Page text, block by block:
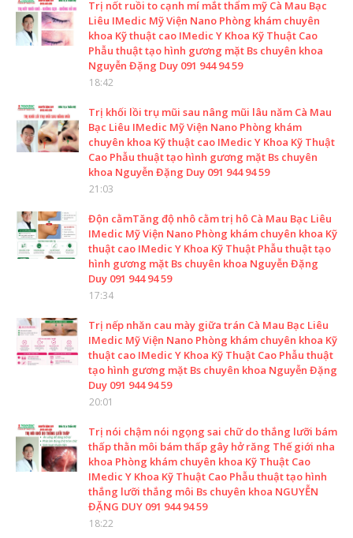
Trị nốt ruồi to cạnh mí mắt thẩm mỹ Cà Mau Bạc
Liêu IMedic Mỹ Viện Nano Phòng khám chuyên
khoa Kỹ thuật cao IMedic Y Khoa Kỹ Thuật Cao
Phẫu thuật tạo hình gương mặt Bs chuyên khoa
Nguyễn Đặng Duy 091 944 94 59
18:42
Trị khối lồi trụ mũi sau nâng mũi lâu năm Cà Mau
Bạc Liêu IMedic Mỹ Viện Nano Phòng khám
chuyên khoa Kỹ thuật cao IMedic Y Khoa Kỹ Thuật
Cao Phẫu thuật tạo hình gương mặt Bs chuyên
khoa Nguyễn Đặng Duy 091 944 94 59
21:03
Độn cằmTăng độ nhô cằm trị hô Cà Mau Bạc Liêu
IMedic Mỹ Viện Nano Phòng khám chuyên khoa Kỹ
thuật cao IMedic Y Khoa Kỹ Thuật Phẫu thuật tạo
hình gương mặt Bs chuyên khoa Nguyễn Đặng
Duy 091 944 94 59
17:34
Trị nếp nhăn cau mày giữa trán Cà Mau Bạc Liêu
IMedic Mỹ Viện Nano Phòng khám chuyên khoa Kỹ
thuật cao IMedic Y Khoa Kỹ Thuật Cao Phẫu thuật
tạo hình gương mặt Bs chuyên khoa Nguyễn Đặng
Duy 091 944 94 59
20:01
Trị nói chậm nói ngọng sai chữ do thắng lưỡi bám
thấp thằn môi bám thấp gây hở răng Thế giới nha
khoa Phòng khám chuyên khoa Kỹ Thuật Cao
IMedic Y Khoa Kỹ Thuật Cao Phẫu thuật tạo hình
thắng lưỡi thắng môi Bs chuyên khoa NGUYỄN
ĐẶNG DUY 091 944 94 59
18:22